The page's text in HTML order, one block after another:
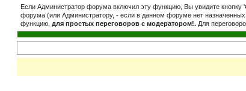
Если Администратор форума включил эту функцию, Вы увидите
форума (или Администратору, - если в данном форуме нет
функцию, для простых переговоров с модератором!. Для